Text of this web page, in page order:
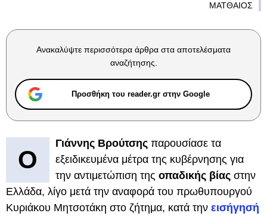
ΜΑΤΘΑΙΟΣ
Ανακαλύψτε περισσότερα άρθρα στα αποτελέσματα
αναζήτησης.
Προσθήκη του reader.gr στην Google
Ο
Γιάννης Βρούτσης παρουσίασε τα
εξειδικευμένα μέτρα της κυβέρνησης για
την αντιμετώπιση της οπαδικής βίας στην
Ελλάδα, λίγο μετά την αναφορά του πρωθυπουργού
Κυριάκου Μητσοτάκη στο ζήτημα, κατά την εισήγησή